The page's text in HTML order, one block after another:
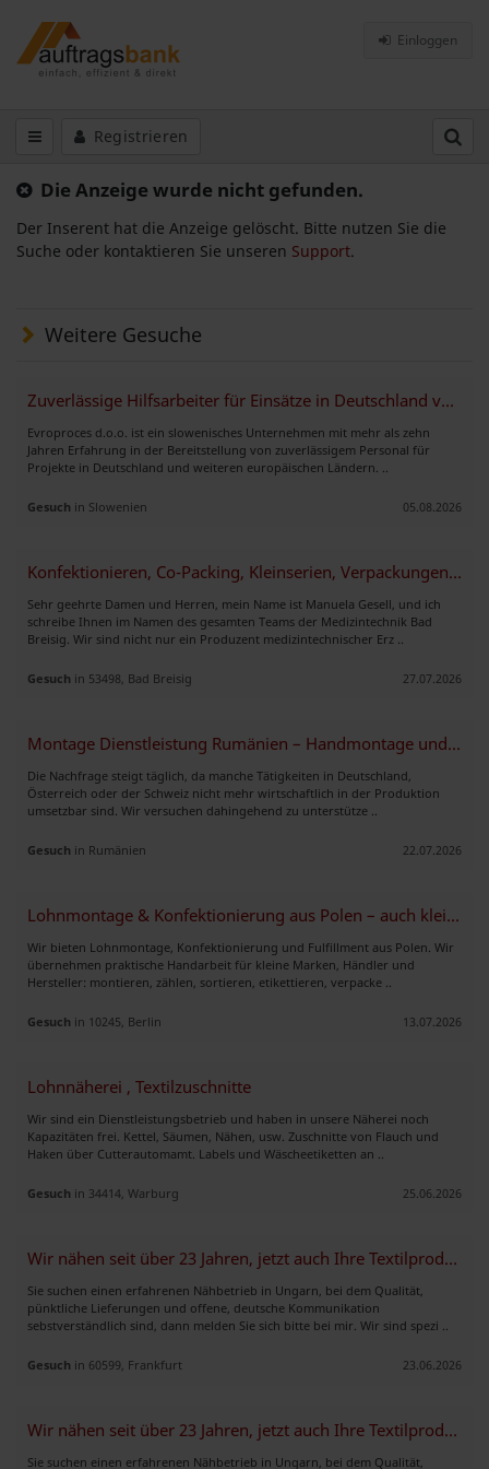
Einloggen
Registrieren
Die Anzeige wurde nicht gefunden.
Der Inserent hat die Anzeige gelöscht. Bitte nutzen Sie die
Suche oder kontaktieren Sie unseren Support.
Weitere Gesuche
Zuverlässige Hilfsarbeiter für Einsätze in Deutschland verfügbar
Evroproces d.o.o. ist ein slowenisches Unternehmen mit mehr als zehn
Jahren Erfahrung in der Bereitstellung von zuverlässigem Personal für
Projekte in Deutschland und weiteren europäischen Ländern. ..
Gesuch in Slowenien 05.08.2026
Konfektionieren, Co-Packing, Kleinserien, Verpackungen, sortieren
Sehr geehrte Damen und Herren, mein Name ist Manuela Gesell, und ich
schreibe Ihnen im Namen des gesamten Teams der Medizintechnik Bad
Breisig. Wir sind nicht nur ein Produzent medizintechnischer Erz ..
Gesuch in 53498, Bad Breisig 27.07.2026
Montage Dienstleistung Rumänien – Handmontage und Nacharbeit
Die Nachfrage steigt täglich, da manche Tätigkeiten in Deutschland,
Österreich oder der Schweiz nicht mehr wirtschaftlich in der Produktion
umsetzbar sind. Wir versuchen dahingehend zu unterstütze ..
Gesuch in Rumänien 22.07.2026
Lohnmontage & Konfektionierung aus Polen – auch kleine Serien
Wir bieten Lohnmontage, Konfektionierung und Fulfillment aus Polen. Wir
übernehmen praktische Handarbeit für kleine Marken, Händler und
Hersteller: montieren, zählen, sortieren, etikettieren, verpacke ..
Gesuch in 10245, Berlin 13.07.2026
Lohnnäherei , Textilzuschnitte
Wir sind ein Dienstleistungsbetrieb und haben in unsere Näherei noch
Kapazitäten frei. Kettel, Säumen, Nähen, usw. Zuschnitte von Flauch und
Haken über Cutterautomamt. Labels und Wäscheetiketten an ..
Gesuch in 34414, Warburg 25.06.2026
Wir nähen seit über 23 Jahren, jetzt auch Ihre Textilprodukte ??
Sie suchen einen erfahrenen Nähbetrieb in Ungarn, bei dem Qualität,
pünktliche Lieferungen und offene, deutsche Kommunikation
sebstverständlich sind, dann melden Sie sich bitte bei mir. Wir sind spezi ..
Gesuch in 60599, Frankfurt 23.06.2026
Wir nähen seit über 23 Jahren, jetzt auch Ihre Textilprodukte ??
Sie suchen einen erfahrenen Nähbetrieb in Ungarn, bei dem Qualität,